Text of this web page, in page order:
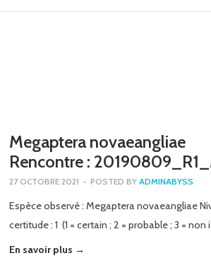
Megaptera novaeangliae
Rencontre :
27 OCTOBRE 2021 - POSTED BY ADMINABYSS
Espèce observé : Megaptera novaeangliae
certitude : 1 (1 = certain ; 2 = probable ; 3 =
En savoir plus →